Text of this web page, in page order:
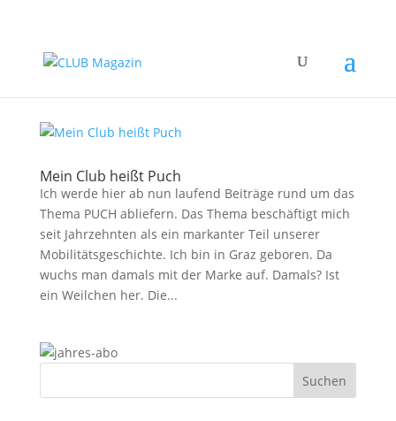
Mein Club heißt Puch
Ich werde hier ab nun laufend Beiträge rund um das
Thema PUCH abliefern. Das Thema beschäftigt mich
seit Jahrzehnten als ein markanter Teil unserer
Mobilitätsgeschichte. Ich bin in Graz geboren. Da
wuchs man damals mit der Marke auf. Damals? Ist
ein Weilchen her. Die...